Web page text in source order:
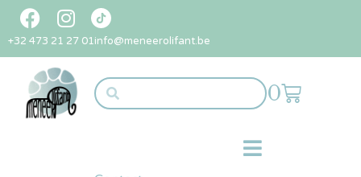
+32 473 21 27 01info@meneerolifant.be
0